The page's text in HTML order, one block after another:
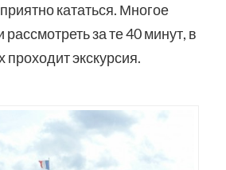
кататься. Многое
за те 40 минут, в
проходит экскурсия.